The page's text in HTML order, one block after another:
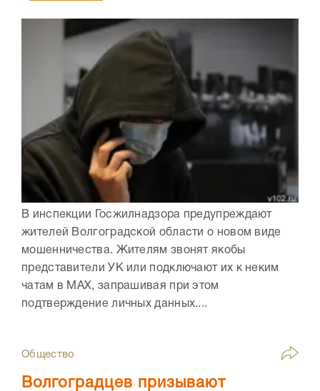
В инспекции Госжилнадзора предупреждают
жителей Волгоградской области о новом виде
мошенничества. Жителям звонят якобы
представители УК или подключают их к неким
чатам в МАХ, запрашивая при этом
подтверждение личных данных....
Общество
Волгоградцев призывают